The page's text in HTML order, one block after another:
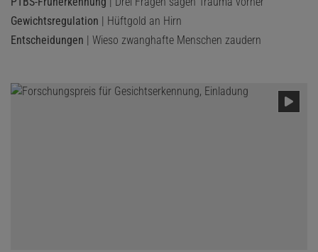
Gewichtsregulation | Hüftgold an Hirn
Entscheidungen | Wieso zwanghafte Menschen zaudern